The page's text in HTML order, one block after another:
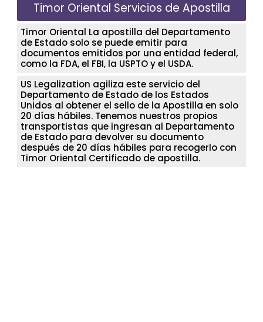
Timor Oriental Servicios de Apostilla
Timor Oriental La apostilla del Departamento
de Estado solo se puede emitir para
documentos emitidos por una entidad federal,
como la FDA, el FBI, la USPTO y el USDA.
US Legalization agiliza este servicio del
Departamento de Estado de los Estados
Unidos al obtener el sello de la Apostilla en solo
20 días hábiles. Tenemos nuestros propios
transportistas que ingresan al Departamento
de Estado para devolver su documento
después de 20 días hábiles para recogerlo con
Timor Oriental Certificado de apostilla.